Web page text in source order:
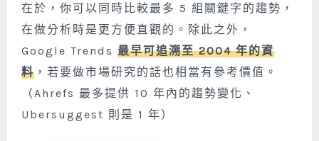
在於，你可以同時比較最多 5 組關鍵字的趨勢，
在做分析時是更方便直觀的。除此之外，
Google Trends 最早可追溯至 2004 年的資
料 ，若要做市場研究的話也相當有參考價值。
（Ahrefs 最多提供 10 年內的趨勢變化、
Ubersuggest 則是 1 年）